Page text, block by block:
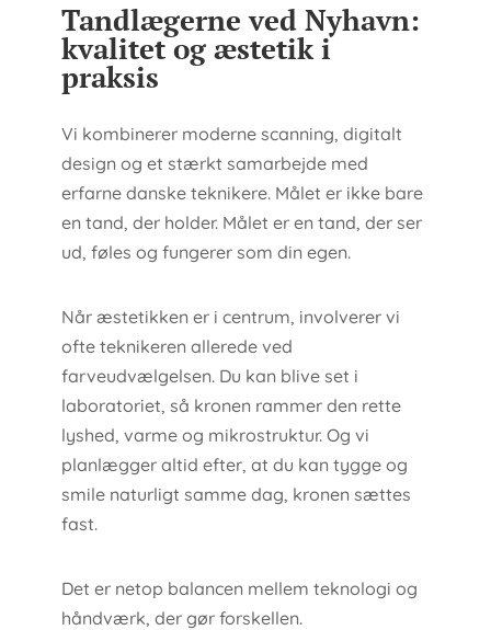
Tandlægerne ved Nyhavn:
kvalitet og æstetik i
praksis
Vi kombinerer moderne scanning, digitalt
design og et stærkt samarbejde med
erfarne danske teknikere. Målet er ikke bare
en tand, der holder. Målet er en tand, der ser
ud, føles og fungerer som din egen.
Når æstetikken er i centrum, involverer vi
ofte teknikeren allerede ved
farveudvælgelsen. Du kan blive set i
laboratoriet, så kronen rammer den rette
lyshed, varme og mikrostruktur. Og vi
planlægger altid efter, at du kan tygge og
smile naturligt samme dag, kronen sættes
fast.
Det er netop balancen mellem teknologi og
håndværk, der gør forskellen.